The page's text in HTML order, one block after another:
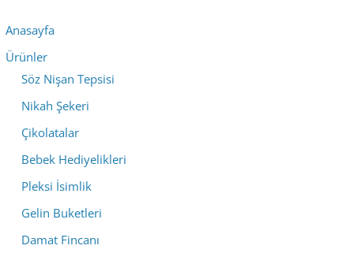
Anasayfa
Ürünler
Söz Nişan Tepsisi
Nikah Şekeri
Çikolatalar
Bebek Hediyelikleri
Pleksi İsimlik
Gelin Buketleri
Damat Fincanı